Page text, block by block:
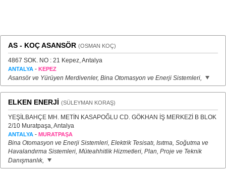
AS - KOÇ ASANSÖR (OSMAN KOÇ)
4867 SOK. NO : 21 Kepez, Antalya
ANTALYA - KEPEZ
Asansör ve Yürüyen Merdivenler, Bina Otomasyon ve Enerji Sistemleri,
ELKEN ENERJİ (SÜLEYMAN KORAŞ)
YEŞİLBAHÇE MH. METİN KASAPOĞLU CD. GÖKHAN İŞ MERKEZİ B BLOK
2/10 Muratpaşa, Antalya
ANTALYA - MURATPAŞA
Bina Otomasyon ve Enerji Sistemleri, Elektrik Tesisatı, Isıtma, Soğutma ve
Havalandırma Sistemleri, Müteahhitlik Hizmetleri, Plan, Proje ve Teknik
Danışmanlık,